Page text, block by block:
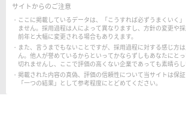
サイトからのご注意
ここに掲載しているデータは、「こうすれば必ずうまくいく
ません。採用過程は人によって異なりますし、方針の変更や
前年と大幅に変更される場合もありえます。
また、言うまでもないことですが、採用過程に対する感じ方
ん。他人が誉めているからといってかならずしもあなたにと
切れませんし、ここで評価の高くない企業であっても素晴らし
掲載された内容の真偽、評価の信頼性について当サイトは保
「一つの結果」として参考程度にとどめてください。